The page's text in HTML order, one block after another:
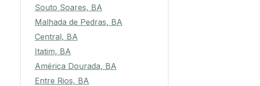
Souto Soares, BA
Malhada de Pedras, BA
Central, BA
Itatim, BA
América Dourada, BA
Entre Rios, BA